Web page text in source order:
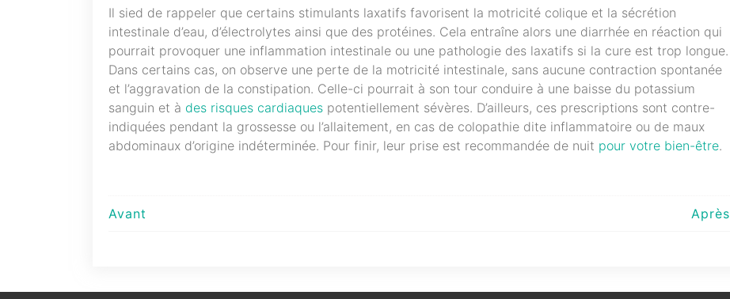
Il sied de rappeler que certains stimulants laxatifs favorisent la motricité colique et la sécrétion
intestinale d’eau, d’électrolytes ainsi que des protéines. Cela entraîne alors une diarrhée en réaction qui
pourrait provoquer une inflammation intestinale ou une pathologie des laxatifs si la cure est trop longue.
Dans certains cas, on observe une perte de la motricité intestinale, sans aucune contraction spontanée
et l’aggravation de la constipation. Celle-ci pourrait à son tour conduire à une baisse du potassium
sanguin et à des risques cardiaques potentiellement sévères. D’ailleurs, ces prescriptions sont contre-
indiquées pendant la grossesse ou l’allaitement, en cas de colopathie dite inflammatoire ou de maux
abdominaux d’origine indéterminée. Pour finir, leur prise est recommandée de nuit pour votre bien-être.
Navigation
Avant Après